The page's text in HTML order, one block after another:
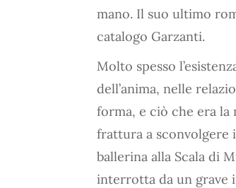
mano. Il suo ultimo
catalogo Garzanti.
Molto spesso
dell’anima, nelle
forma, e ciò che era
frattura a sconvolgere
ballerina alla Scala di
interrotta da un grave